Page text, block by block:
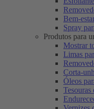
Bem-
Spray
Produtos para
Mostrar
Limas
Corta-
Óleos
Tesouras